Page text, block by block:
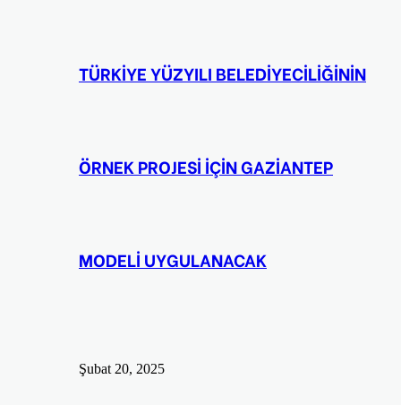
TÜRKİYE YÜZYILI BELEDİYECİLİĞİNİN
ÖRNEK PROJESİ İÇİN GAZİANTEP
MODELİ UYGULANACAK
Şubat 20, 2025